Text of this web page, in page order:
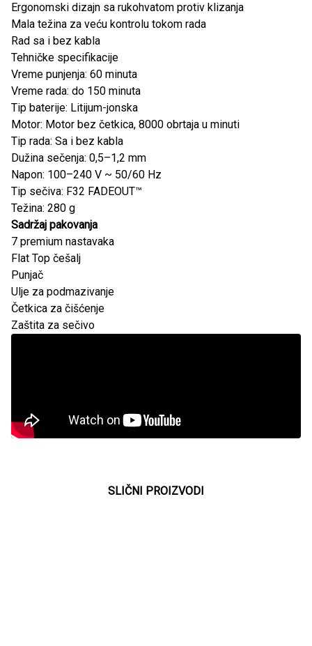
Ergonomski dizajn sa rukohvatom protiv klizanja
Mala težina za veću kontrolu tokom rada
Rad sa i bez kabla
Tehničke specifikacije
Vreme punjenja: 60 minuta
Vreme rada: do 150 minuta
Tip baterije: Litijum-jonska
Motor: Motor bez četkica, 8000 obrtaja u minuti
Tip rada: Sa i bez kabla
Dužina sečenja: 0,5–1,2 mm
Napon: 100–240 V ~ 50/60 Hz
Tip sečiva: F32 FADEOUT™
Težina: 280 g
Sadržaj pakovanja
7 premium nastavaka
Flat Top češalj
Punjač
Ulje za podmazivanje
Četkica za čišćenje
Zaštita za sečivo
SLIČNI PROIZVODI